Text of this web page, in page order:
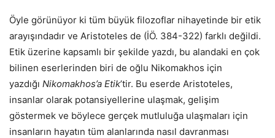
Öyle görünüyor ki tüm büyük filozoflar nihayetinde bir etik
arayışındadır ve Aristoteles de (İÖ. 384-322) farklı değildi.
Etik üzerine kapsamlı bir şekilde yazdı, bu alandaki en çok
bilinen eserlerinden biri de oğlu Nikomakhos için
yazdığı Nikomakhos’a Etik’tir. Bu eserde Aristoteles,
insanlar olarak potansiyellerine ulaşmak, gelişim
göstermek ve böylece gerçek mutluluğa ulaşmaları için
insanların hayatın tüm alanlarında nasıl davranması